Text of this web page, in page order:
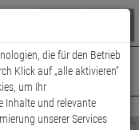
ist momentan leer.
| Fr.: 8:00 - 14:00 Uhr
die für den Betrieb
Klick auf „alle aktivieren“
um Ihr
Inhalte und relevante
unserer Services